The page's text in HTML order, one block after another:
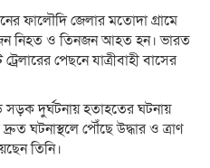
ফালৌদি জেলার মতোদা গ্রামে
নিহত ও তিনজন আহত হন। ভারত
পেছনে যাত্রীবাহী বাসের
সড়ক দুর্ঘটনায় হতাহতের ঘটনায়
ঘটনাস্থলে পৌঁছে উদ্ধার ও ত্রাণ
তিনি।